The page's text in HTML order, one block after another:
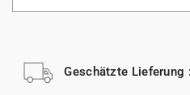
Geschätzte